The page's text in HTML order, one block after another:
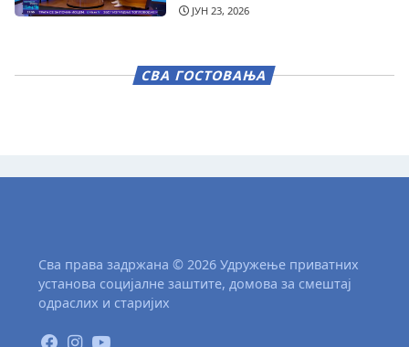
ЈУН 23, 2026
СВА ГОСТОВАЊА
Сва права задржана © 2026 Удружење приватних
установа социјалне заштите, домова за смештај
одраслих и старијих